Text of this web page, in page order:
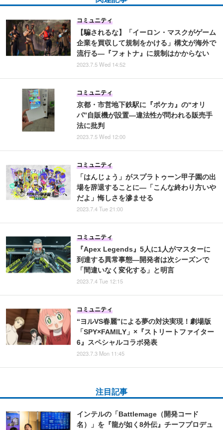
【騙されるな】「イーロン・マスクがゲーム
企業を買収して規制をかける」構文が海外で
流行る―『フォトナ』に規制はかからない
コミュニティ
2023.7.5 Wed 14:52
京都・市営地下鉄駅に『ポケカ』の“オリ
パ”自販機が設置―違法性が問われる販売手
法に批判
コミュニティ
2023.7.5 Wed 12:00
「はんじょう」がスプラトゥーン甲子園の出
場を辞退することに―「こんな終わり方いや
だよ」悔しさを滲ませる
コミュニティ
2023.7.4 Tue 21:00
『Apex Legends』5人に1人がマスターに
到達する異常事態―開発者は次シーズンで
「間違いなく変化する」と明言
コミュニティ
2023.7.4 Tue 12:15
“ヨルVS春麗”による夢の対決実現！劇場版
「SPY×FAMILY」×『ストリートファイター
6』スペシャルコラボ発表
コミュニティ
2023.7.3 Mon 11:45
注目記事
インテルの「Battlemage（開発コード
名）」を『龍が如く8外伝』チーフプロデュ